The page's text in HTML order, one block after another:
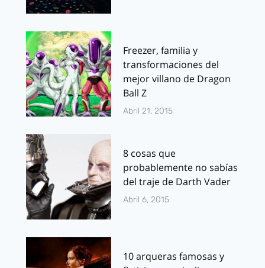
Freezer, familia y
transformaciones del
mejor villano de Dragon
Ball Z
Abril 21, 2015
8 cosas que
probablemente no sabías
del traje de Darth Vader
Abril 6, 2015
10 arqueras famosas y